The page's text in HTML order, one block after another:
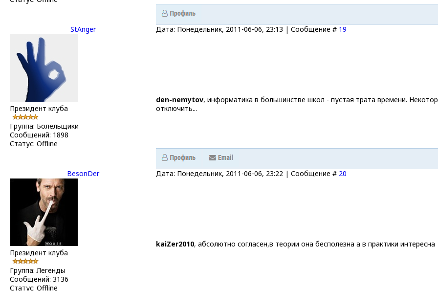
StAnger Дата: Понедельник, 2011-06-06, 23:13 | Сообщение # 19
Президент клуба
Группа: Болельщики
Сообщений: 1898
Статус: Offline
den-nemytov, информатика в большинстве школ - пустая трата времени.
отключить...
BesonDer Дата: Понедельник, 2011-06-06, 23:22 | Сообщение # 20
Президент клуба
Группа: Легенды
Сообщений: 3136
Статус: Offline
kaiZer2010, абсолютно согласен,в теории она бесполезна а в практики интересна